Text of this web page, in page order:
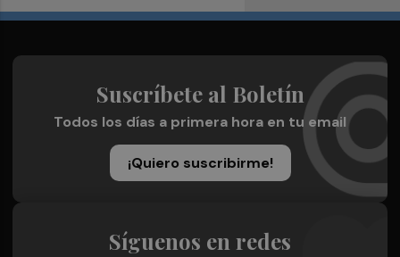
Suscríbete al Boletín
Todos los días a primera hora en tu email
¡Quiero suscribirme!
Síguenos en redes